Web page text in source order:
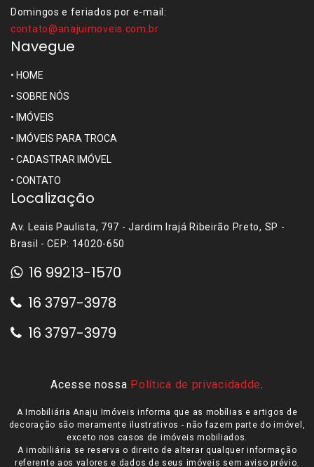
Domingos e feriados por e-mail:
contato@anajuimoveis.com.br
Navegue
• HOME
• SOBRE NÓS
• IMÓVEIS
• IMÓVEIS PARA TROCA
• CADASTRAR IMÓVEL
• CONTATO
Localização
Av. Leais Paulista, 797 - Jardim Irajá Ribeirão Preto, SP -
Brasil - CEP: 14020-650
16 99213-1570
16 3797-3978
16 3797-3979
Acesse nossa Política de privacidadde.
A Imobiliária Anaju Imóveis informa que as mobílias e artigos de
decoração são meramente ilustrativos - não fazem parte do imóvel,
exceto nos casos de imóveis mobiliados.
A imobiliária se reserva o direito de alterar qualquer informação
referente aos valores e dados de seus imóveis sem aviso prévio.